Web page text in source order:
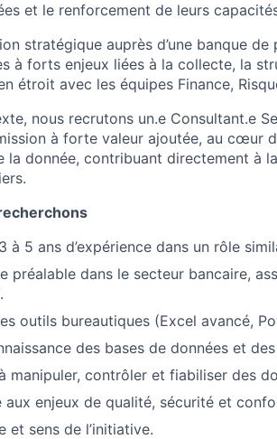
et le renforcement de leurs
stratégique auprès d’une banque
à forts enjeux liées à la collecte, la
étroit avec les équipes Finance,
nous recrutons un.e Consultant.e
à forte valeur ajoutée, au cœur
la donnée, contribuant directement à
à 5 ans d’expérience dans un rôle
préalable dans le secteur bancaire,
outils bureautiques (Excel avancé,
des bases de données et
manipuler, contrôler et fiabiliser des
aux enjeux de qualité, sécurité et
et sens de l’initiative.